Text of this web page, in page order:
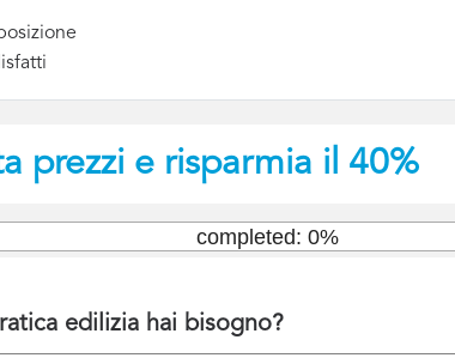
prezzi e risparmia il 40%
edilizia hai bisogno?
completed: 0%